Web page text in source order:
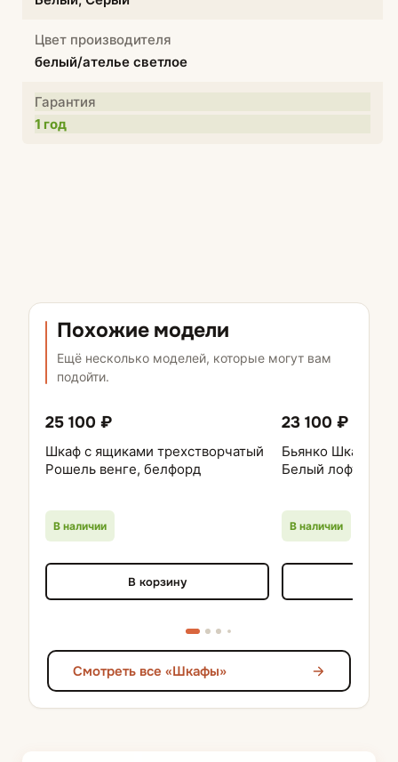
Цвет производителя
белый/ателье светлое
Гарантия
1 год
Похожие модели
Ещё несколько моделей, которые могут вам
подойти.
25 100 ₽
Шкаф с ящиками трехстворчатый
Рошель венге, белфорд
В наличии
В корзину
23 100 ₽
Бьянко Шкаф 2-
Белый лофт
В наличии
Смотреть все «Шкафы»